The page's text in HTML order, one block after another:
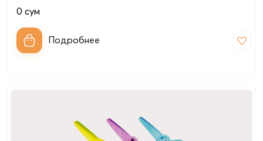
0 сум
Подробнее